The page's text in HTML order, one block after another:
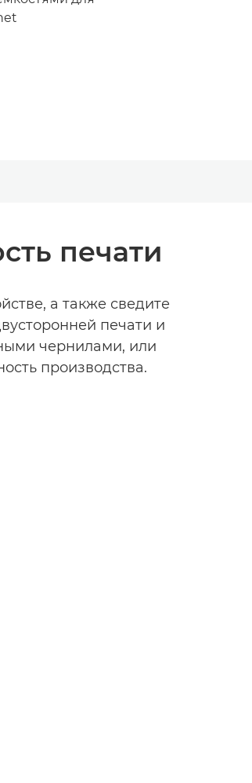
печати
а также сведите
печати и
чернилами, или
производства.